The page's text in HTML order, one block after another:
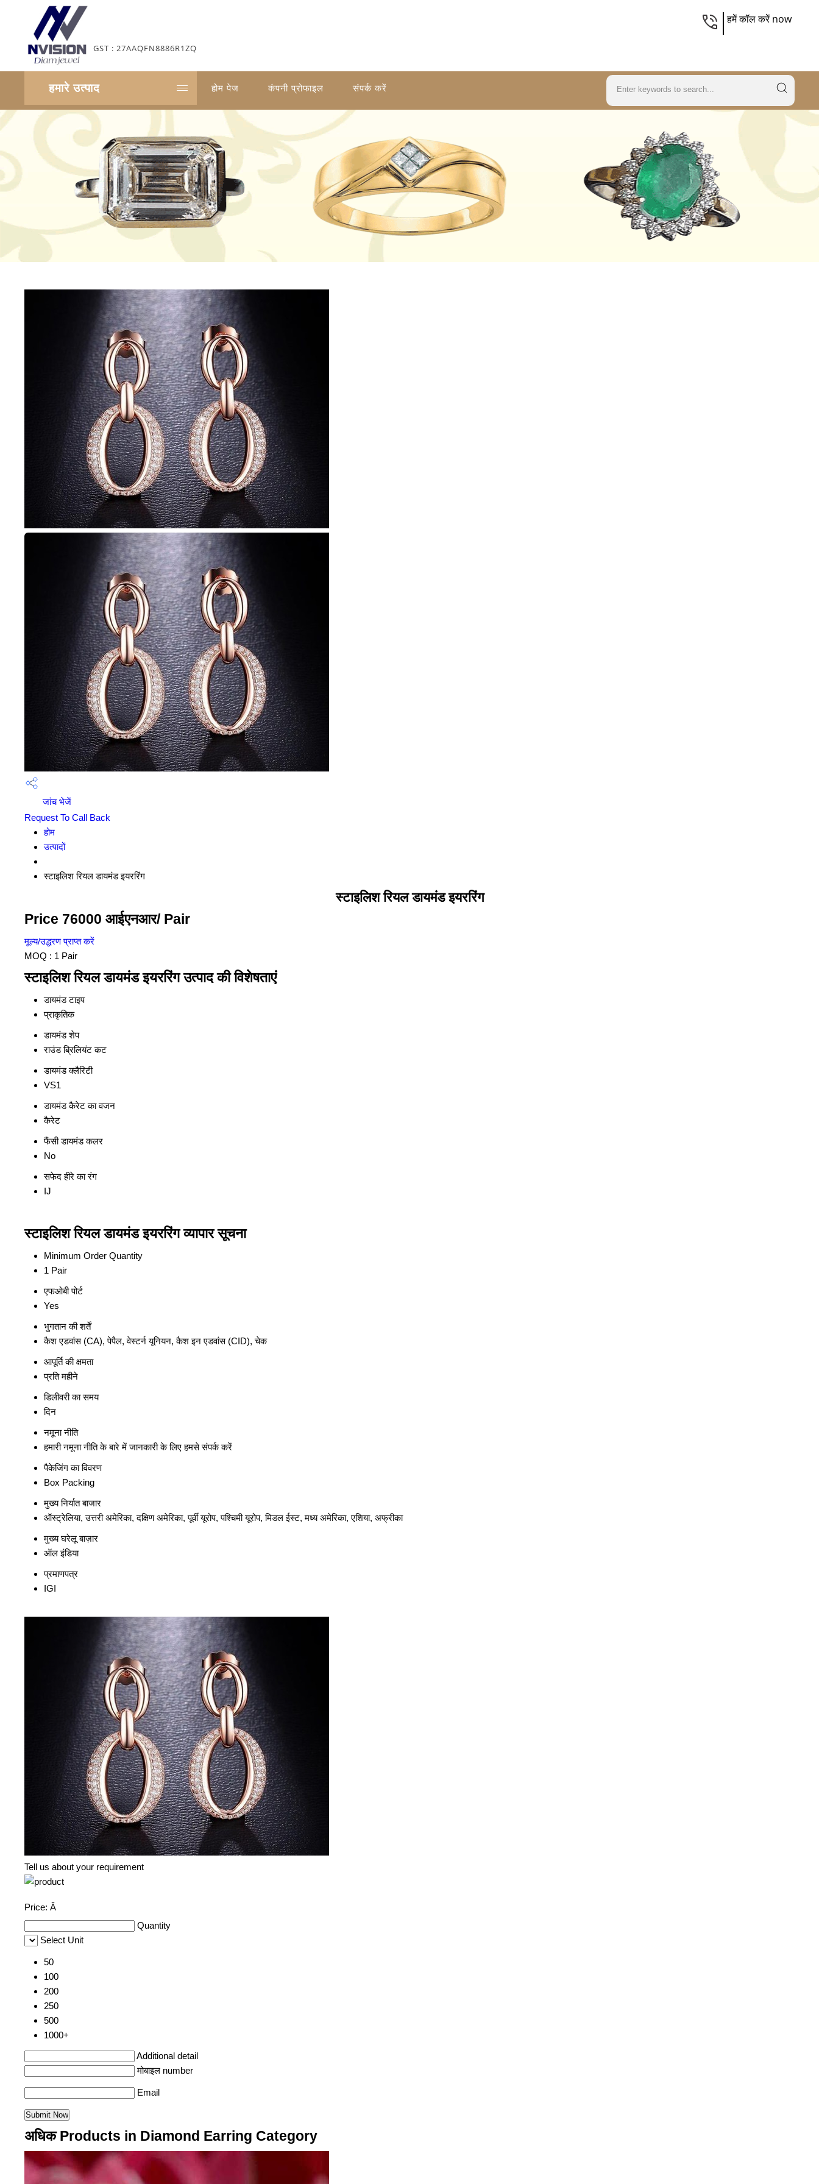
GST : 27AAQFN8886R1ZQ
हमें कॉल करें now
हमारे उत्पाद होम पेज कंपनी प्रोफाइल संपर्क करें
जांच भेजें
Request To Call Back
होम
उत्पादों
स्टाइलिश रियल डायमंड इयररिंग
स्टाइलिश रियल डायमंड इयररिंग
Price 76000 आईएनआर/ Pair
मूल्य/उद्धरण प्राप्त करें
MOQ : 1 Pair
स्टाइलिश रियल डायमंड इयररिंग उत्पाद की विशेषताएं
डायमंड टाइप
प्राकृतिक
डायमंड शेप
राउंड ब्रिलियंट कट
डायमंड क्लैरिटी
VS1
डायमंड कैरेट का वजन
कैरेट
फैंसी डायमंड कलर
No
सफेद हीरे का रंग
IJ
स्टाइलिश रियल डायमंड इयररिंग व्यापार सूचना
Minimum Order Quantity
1 Pair
एफओबी पोर्ट
Yes
भुगतान की शर्तें
कैश एडवांस (CA), पेपैल, वेस्टर्न यूनियन, कैश इन एडवांस (CID), चेक
आपूर्ति की क्षमता
प्रति महीने
डिलीवरी का समय
दिन
नमूना नीति
हमारी नमूना नीति के बारे में जानकारी के लिए हमसे संपर्क करें
पैकेजिंग का विवरण
Box Packing
मुख्य निर्यात बाजार
ऑस्ट्रेलिया, उत्तरी अमेरिका, दक्षिण अमेरिका, पूर्वी यूरोप, पश्चिमी यूरोप, मिडल ईस्ट, मध्य अमेरिका, एशिया, अफ्रीका
मुख्य घरेलू बाज़ार
ऑल इंडिया
प्रमाणपत्र
IGI
Tell us about your requirement
Price: Â
Quantity
Select Unit
50
100
200
250
500
1000+
Additional detail
मोबाइल number
Email
अधिक Products in Diamond Earring Category